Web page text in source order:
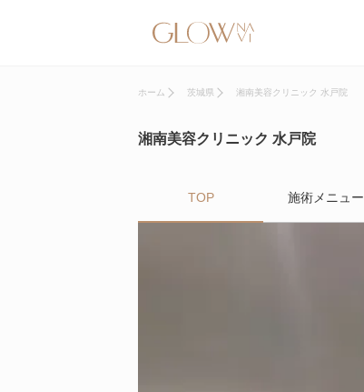
ホーム 茨城県 湘南美容クリニック 水戸院
湘南美容クリニック 水戸院
TOP 施術メニュー